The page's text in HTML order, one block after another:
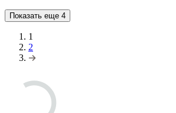
Показать еще 4
1
2